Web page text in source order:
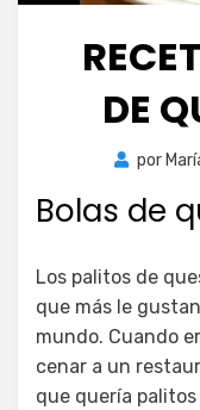
DE
por
Bolas de
Los palitos de
que más le
mundo. Cuando
cenar a un
que quería